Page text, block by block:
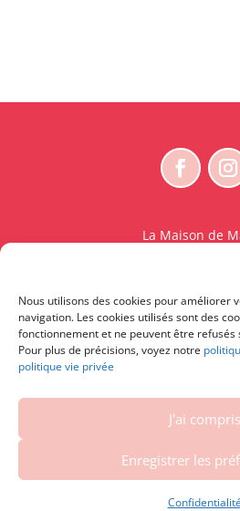
Nous utilisons des cookies pour améliorer
navigation. Les cookies utilisés sont des
fonctionnement et ne peuvent être refusés
Pour plus de précisions, voyez notre
politique vie privée
J'ai compris
Enregistrer les
Confidentialité
La Maison de
BE
© La Maison de Malou – TDM
écrit préalable |
interdit.
Conditions
rétractation| Powered by